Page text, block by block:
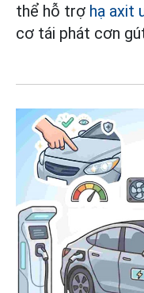
thể hỗ trợ hạ axit
cơ tái phát cơn